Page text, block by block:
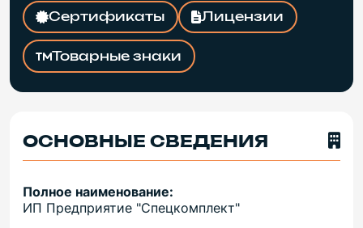
Сертификаты Лицензии
Товарные знаки
ОСНОВНЫЕ СВЕДЕНИЯ
Полное наименование:
ИП Предприятие "Спецкомплект"